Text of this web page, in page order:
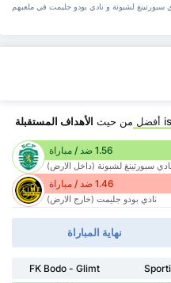
سبورتينغ لشبونة و نادي بودو جليمت في ملعبهم
أفضل من حيث الأهداف المستقبلة
1.56 ضد / مباراة
نادي سبورتينغ لشبونة (داخل الارض)
1.46 ضد / مباراة
نادي بودو جليمت (خارج الارض)
نهاية المباراة
FK Bodo - Glimt